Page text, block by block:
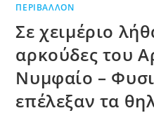
ΠΕΡΙΒΆΛΛΟΝ
Σε χειμέριο
αρκούδες του
Νυμφαίο –
επέλεξαν τα